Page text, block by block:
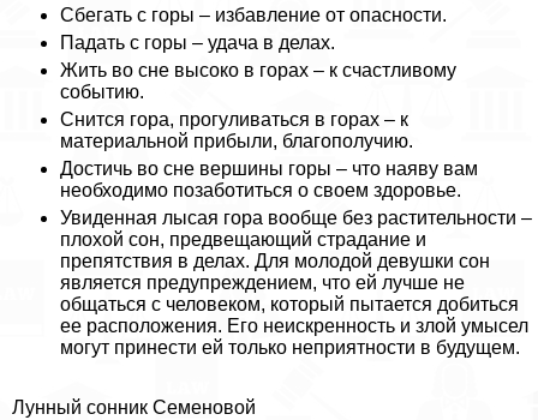
Сбегать с горы – избавление от опасности.
Падать с горы – удача в делах.
Жить во сне высоко в горах – к счастливому
событию.
Снится гора, прогуливаться в горах – к
материальной прибыли, благополучию.
Достичь во сне вершины горы – что наяву вам
необходимо позаботиться о своем здоровье.
Увиденная лысая гора вообще без растительности –
плохой сон, предвещающий страдание и
препятствия в делах. Для молодой дeвyшки сон
является предупреждением, что ей лучше не
общаться с человеком, который пытается добиться
ее расположения. Его неискренность и злой умысел
могут принести ей только неприятности в будущем.
Лунный сонник Семеновой